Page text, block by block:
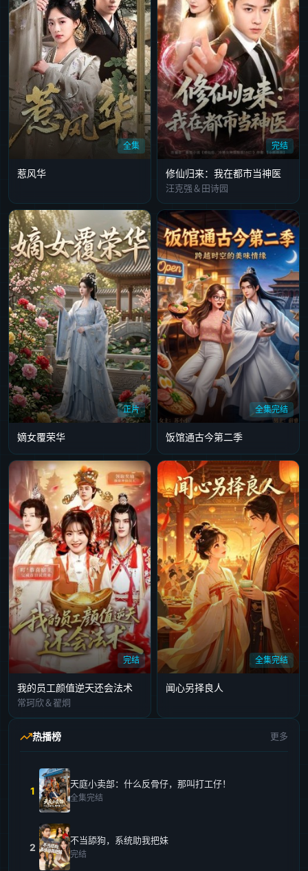
全集
惹风华
完结
修仙归来：我在都市当神医
汪克强＆田诗园
正片
嫡女覆荣华
全集完结
饭馆通古今第二季
完结
我的员工颜值逆天还会法术
常珂欣＆翟炯
全集完结
闻心另择良人
热播榜 更多
1
天庭小卖部：什么反骨仔，那叫打工仔！
全集完结
2
不当舔狗，系统助我把妹
完结